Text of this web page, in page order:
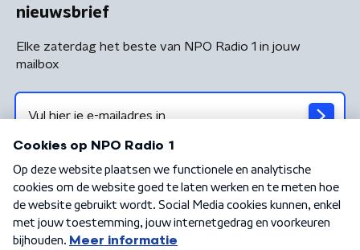
nieuwsbrief
Elke zaterdag het beste van NPO Radio 1 in jouw
mailbox
Algemene voorwaarden Privacybeleid